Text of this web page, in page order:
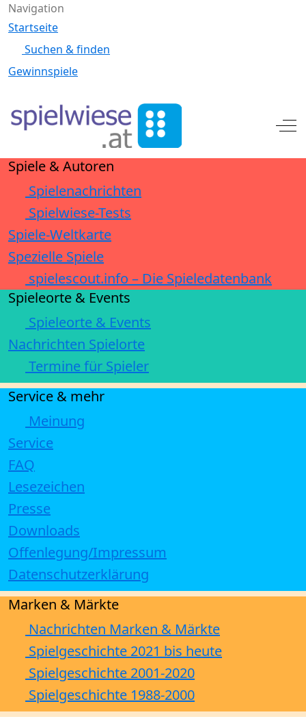
Navigation
Startseite
Suchen & finden
Gewinnspiele
Spiele & Autoren
Spielenachrichten
Spielwiese-Tests
Spiele-Weltkarte
Spezielle Spiele
spielescout.info – Die Spieledatenbank
Spieleorte & Events
Spieleorte & Events
Nachrichten Spielorte
Termine für Spieler
Service & mehr
Meinung
Service
FAQ
Lesezeichen
Presse
Downloads
Offenlegung/Impressum
Datenschutzerklärung
Marken & Märkte
Nachrichten Marken & Märkte
Spielgeschichte 2021 bis heute
Spielgeschichte 2001-2020
Spielgeschichte 1988-2000